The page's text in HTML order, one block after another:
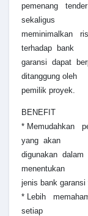
pemenang
sekaligus
meminimalkan
terhadap bank
garansi dapat
ditanggung oleh
pemilik proyek.
BENEFIT
* Memudahkan
yang akan
digunakan
menentukan
jenis bank
* Lebih
setiap